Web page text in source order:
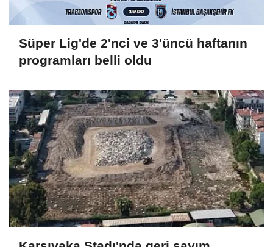
Süper Lig'de 2'nci ve 3'üncü haftanın
programları belli oldu